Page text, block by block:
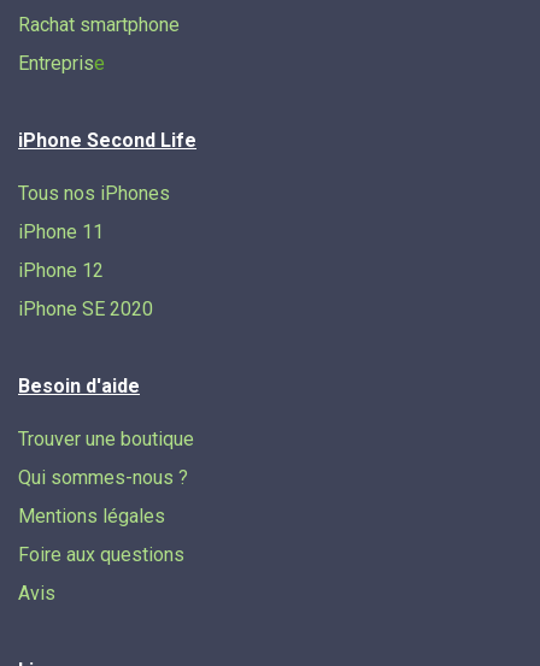
Rachat smartphone
Entreprise
iPhone Second Life
Tous nos iPhones
iPhone 11
iPhone 12
iPhone SE 2020
Besoin d'aide
Trouver une boutique
Qui sommes-nous ?
Mentions légales
Foire aux questions
Avis